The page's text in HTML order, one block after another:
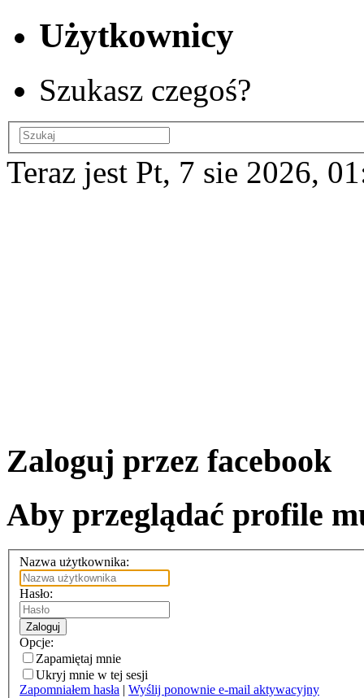
Użytkownicy
Szukasz czegoś?
Teraz jest Pt, 7 sie 2026,
Zaloguj przez facebook
Aby przeglądać profile
Nazwa użytkownika:
Hasło:
Zaloguj
Opcje:
Zapamiętaj mnie
Ukryj mnie w tej sesji
Zapomniałem hasła | Wyślij ponownie e-mail aktywacyjny